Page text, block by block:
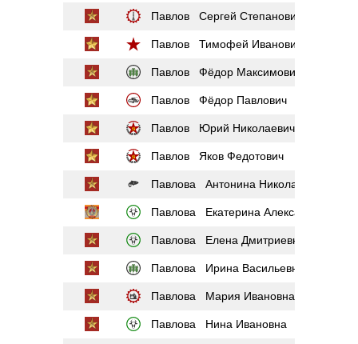
Павлов Сергей Степанович
Павлов Тимофей Иванович
Павлов Фёдор Максимович
Павлов Фёдор Павлович
Павлов Юрий Николаевич
Павлов Яков Федотович
Павлова Антонина Николаевна
Павлова Екатерина Александровна
Павлова Елена Дмитриевна
Павлова Ирина Васильевна
Павлова Мария Ивановна
Павлова Нина Ивановна